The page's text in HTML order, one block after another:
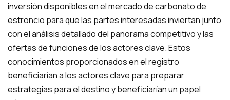
inversión disponibles en el mercado de carbonato de
estroncio para que las partes interesadas inviertan junto
con el análisis detallado del panorama competitivo y las
ofertas de funciones de los actores clave. Estos
conocimientos proporcionados en el registro
beneficiarían a los actores clave para preparar
estrategias para el destino y beneficiarían un papel